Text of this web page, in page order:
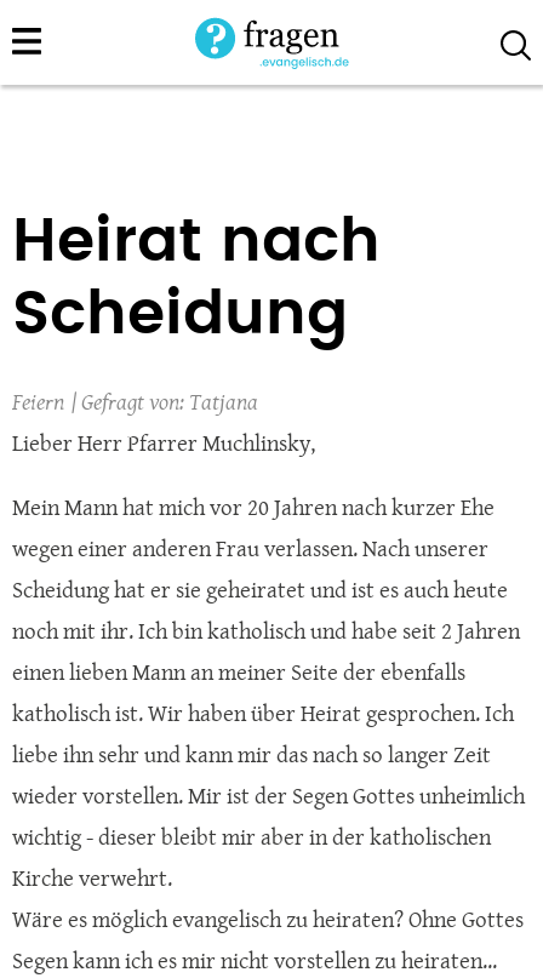
Direkt
zum
Heirat nach
Scheidung
Feiern
Tatjana
Lieber Herr Pfarrer Muchlinsky,
Mein Mann hat mich vor 20 Jahren nach kurzer Ehe
wegen einer anderen Frau verlassen. Nach unserer
Scheidung hat er sie geheiratet und ist es auch heute
noch mit ihr. Ich bin katholisch und habe seit 2 Jahren
einen lieben Mann an meiner Seite der ebenfalls
katholisch ist. Wir haben über Heirat gesprochen. Ich
liebe ihn sehr und kann mir das nach so langer Zeit
wieder vorstellen. Mir ist der Segen Gottes unheimlich
wichtig - dieser bleibt mir aber in der katholischen
Kirche verwehrt.
Wäre es möglich evangelisch zu heiraten? Ohne Gottes
Segen kann ich es mir nicht vorstellen zu heiraten...